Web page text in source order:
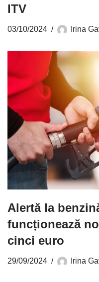
ITV
03/10/2024 Irina
Alertă la
funcționează
cinci euro
29/09/2024 Irina